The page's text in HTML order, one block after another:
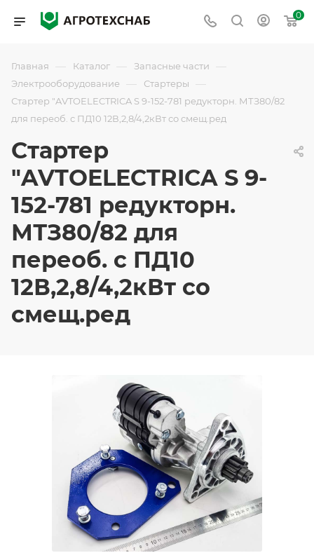
0
Главная — Каталог — Запасные части —
Электрооборудование — Стартеры —
Стартер "AVTOELECTRICA S 9-152-781 редукторн. МТЗ80/82
для переоб. с ПД10 12В,2,8/4,2кВт со смещ.ред
Стартер
"AVTOELECTRICA S 9-
152-781 редукторн.
МТЗ80/82 для
переоб. с ПД10
12В,2,8/4,2кВт со
смещ.ред